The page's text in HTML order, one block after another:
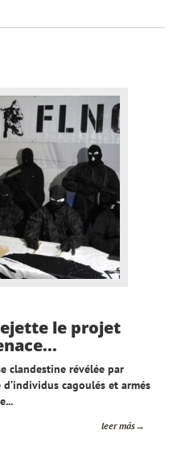
le projet
clandestine révélée par
cagoulés et armés
leer más